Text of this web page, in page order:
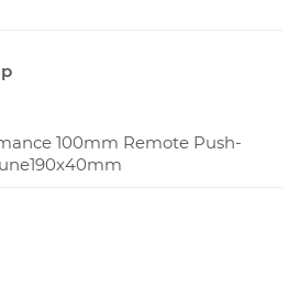
100mm Remote Push-